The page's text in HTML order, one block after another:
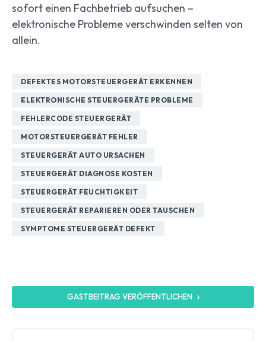
sofort einen Fachbetrieb aufsuchen –
elektronische Probleme verschwinden selten von
allein.
DEFEKTES MOTORSTEUERGERÄT ERKENNEN
ELEKTRONISCHE STEUERGERÄTE PROBLEME
FEHLERCODE STEUERGERÄT
MOTORSTEUERGERÄT FEHLER
STEUERGERÄT AUTO URSACHEN
STEUERGERÄT DIAGNOSE KOSTEN
STEUERGERÄT FEUCHTIGKEIT
STEUERGERÄT REPARIEREN ODER TAUSCHEN
SYMPTOME STEUERGERÄT DEFEKT
GASTBEITRAG VERÖFFENTLICHEN